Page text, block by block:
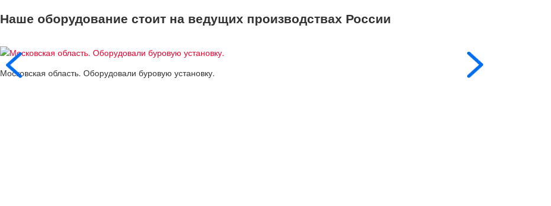
Наше оборудование стоит на ведущих производствах России
Московская область. Оборудовали буровую установку.